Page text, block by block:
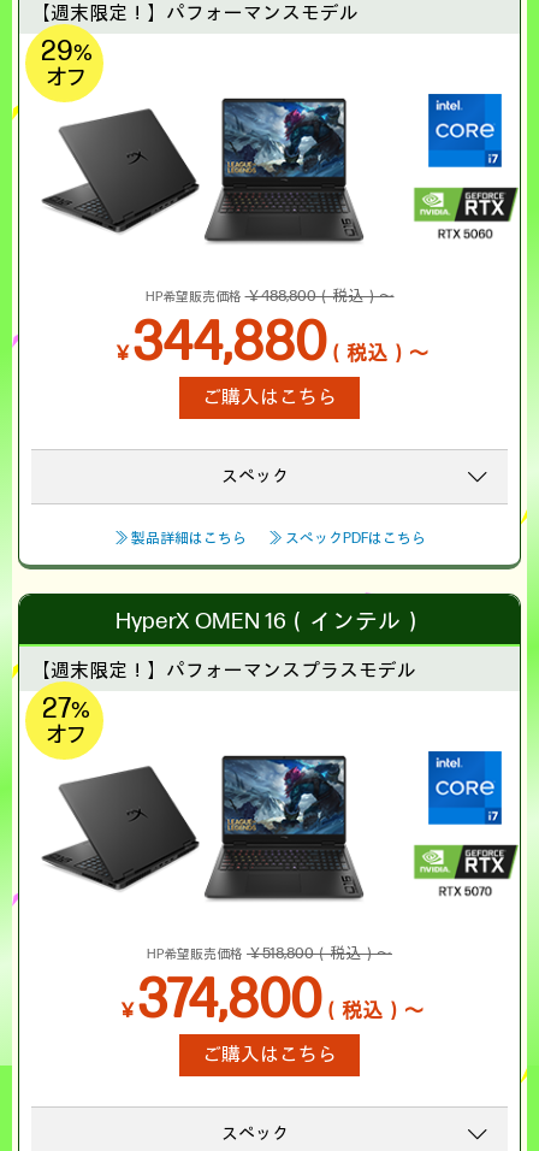
【週末限定！】 パフォーマンスモデル
29%
オフ
HP希望販売価格 ￥488,800（税込）～
￥344,880（税込）～
ご購入はこちら
スペック
≫ 製品詳細はこちら ≫ スペックPDFはこちら
HyperX OMEN 16（インテル）
【週末限定！】 パフォーマンスプラスモデル
27%
オフ
HP希望販売価格 ￥518,800（税込）～
￥ 374,800（税込）～
ご購入はこちら
スペック